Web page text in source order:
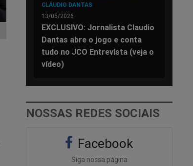
CLÁUDIO DANTAS
13/05/2026
EXCLUSIVO: Jornalista Claudio
Dantas abre o jogo e conta
tudo no JCO Entrevista (veja o
vídeo)
NOSSAS REDES SOCIAIS
Facebook
Siga nossa página